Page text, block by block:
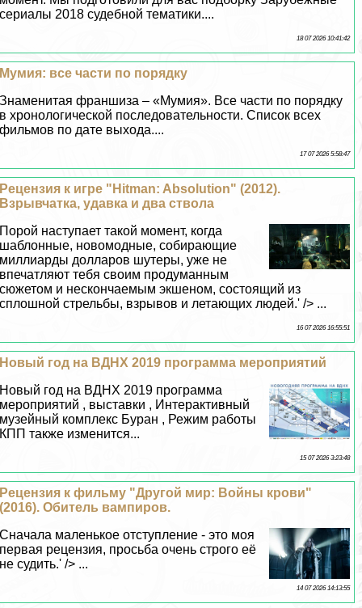
сериалы 2018 судебной тематики....
18 07 2026 10:41:42
Мумия: все части по порядку
Знаменитая франшиза – «Мумия». Все части по порядку
в хронологической последовательности. Список всех
фильмов по дате выхода....
17 07 2026 5:58:47
Рецензия к игре "Hitman: Absolution" (2012).
Взрывчатка, удавка и два ствола
Порой наступает такой момент, когда
шаблонные, новомодные, собирающие
миллиарды долларов шутеры, уже не
впечатляют тебя своим продуманным
сюжетом и нескончаемым экшеном, состоящий из
сплошной стрельбы, взрывов и летающих людей.' /> ...
16 07 2026 16:55:51
Новый год на ВДНХ 2019 программа мероприятий
Новый год на ВДНХ 2019 программа
мероприятий , выставки , Интеpaктивный
музейный комплекс Буран , Режим работы
КПП также изменится...
15 07 2026 3:23:48
Рецензия к фильму "Другой мир: Войны крови"
(2016). Обитель вампиров.
Сначала маленькое отступление - это моя
первая рецензия, просьба очень строго её
не судить.' /> ...
14 07 2026 14:13:55